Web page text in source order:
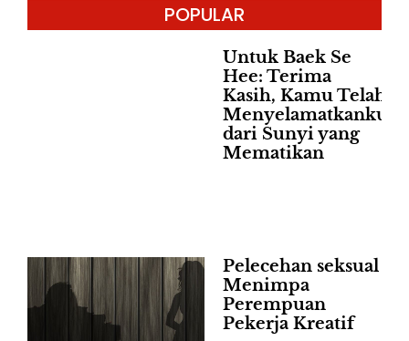
POPULAR
Untuk Baek Se
Hee: Terima
Kasih, Kamu Telah
Menyelamatkanku
dari Sunyi yang
Mematikan
Pelecehan seksual
Menimpa
Perempuan
Pekerja Kreatif